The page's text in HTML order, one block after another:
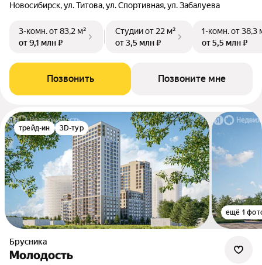
Новосибирск, ул. Титова, ул. Спортивная, ул. Забалуева
3-комн.от 83,2 м²
от 9,1 млн ₽
Студииот 22 м²
от 3,5 млн ₽
1-комн.от 38,3
от 5,5 млн ₽
Позвонить Позвоните мне
трейд-ин 3D-тур
ещё 1
Брусника
Молодость